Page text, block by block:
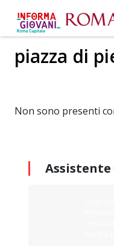
piazza di
Non sono presenti
Assistente